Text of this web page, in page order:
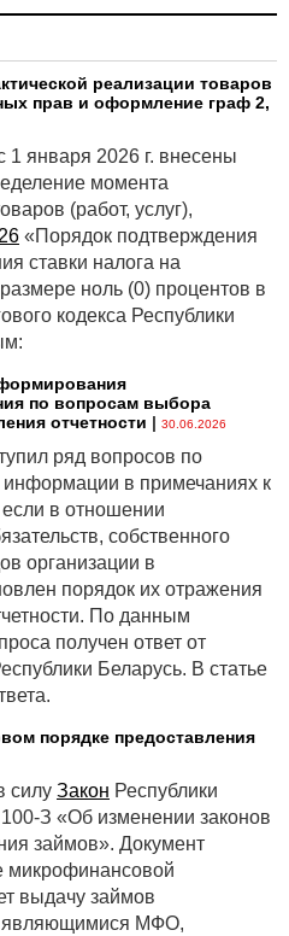
реализации товаров
прав и оформление граф 2,
января 2026 г. внесены
момента
(работ, услуг),
«Порядок подтверждения
ставки налога на
ноль (0) процентов в
кодекса Республики
по вопросам выбора
отчетности | 30.06.2026
ряд вопросов по
информации в примечаниях к
если в отношении
собственного
организации в
порядок их отражения
По данным
получен ответ от
Беларусь. В статье
порядке предоставления
силу Закон Республики
З «Об изменении законов
займов». Документ
микрофинансовой
выдачу займов
являющимися МФО,